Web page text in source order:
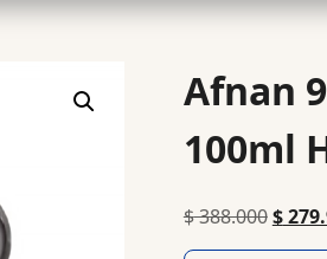
Afnan
100ml
$388.000$